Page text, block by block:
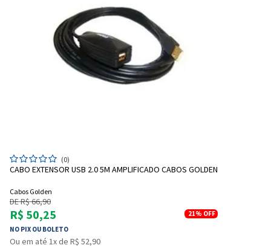
(0)
CABO EXTENSOR USB 2.0 5M AMPLIFICADO CABOS GOLDEN
Cabos Golden
DE R$ 66,90
R$ 50,25
NO PIX OU BOLETO
21% OFF
Ou em até 1x de R$ 52,90